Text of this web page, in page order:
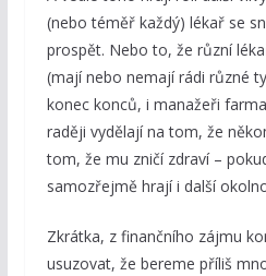
(nebo téměř každý) lékař se
prospět. Nebo to, že různí
(mají nebo nemají rádi různé
konec konců, i manažeři
raději vydělají na tom, že
tom, že mu zničí zdraví –
samozřejmě hrají i další
Zkrátka, z finančního zájmu
usuzovat, že bereme příliš